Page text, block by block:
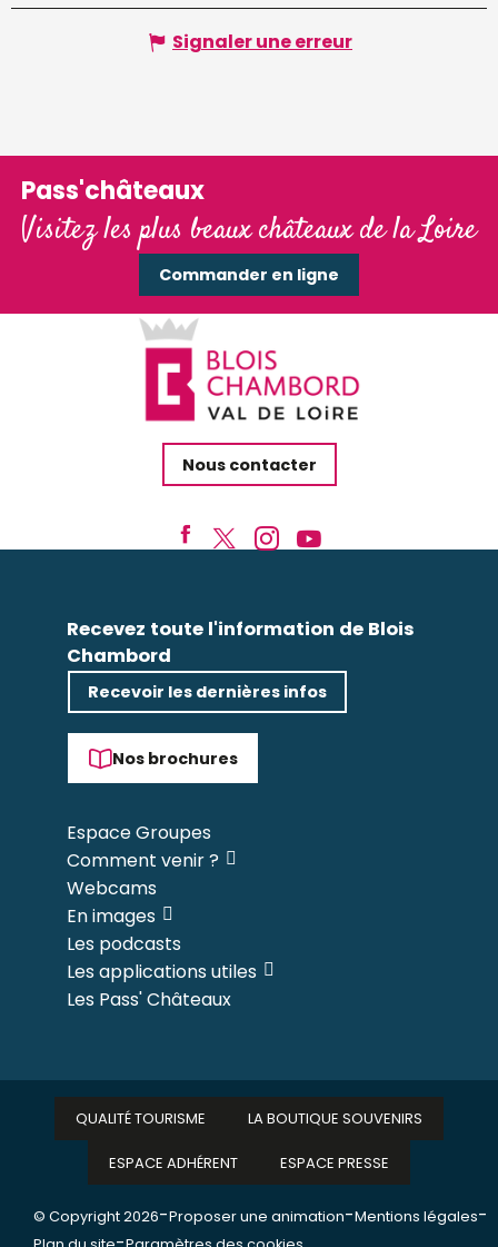
Signaler une erreur
Pass'châteaux
Visitez les plus beaux châteaux de la Loire
Commander en ligne
Nous contacter
Recevez toute l'information de Blois
Chambord
Recevoir les dernières infos
Nos brochures
Espace Groupes
Comment venir ?
Webcams
En images
Les podcasts
Les applications utiles
Les Pass' Châteaux
© Copyright 2026-Proposer une animation-Mentions légales-
QUALITÉ TOURISME LA BOUTIQUE SOUVENIRS
ESPACE ADHÉRENT ESPACE PRESSE